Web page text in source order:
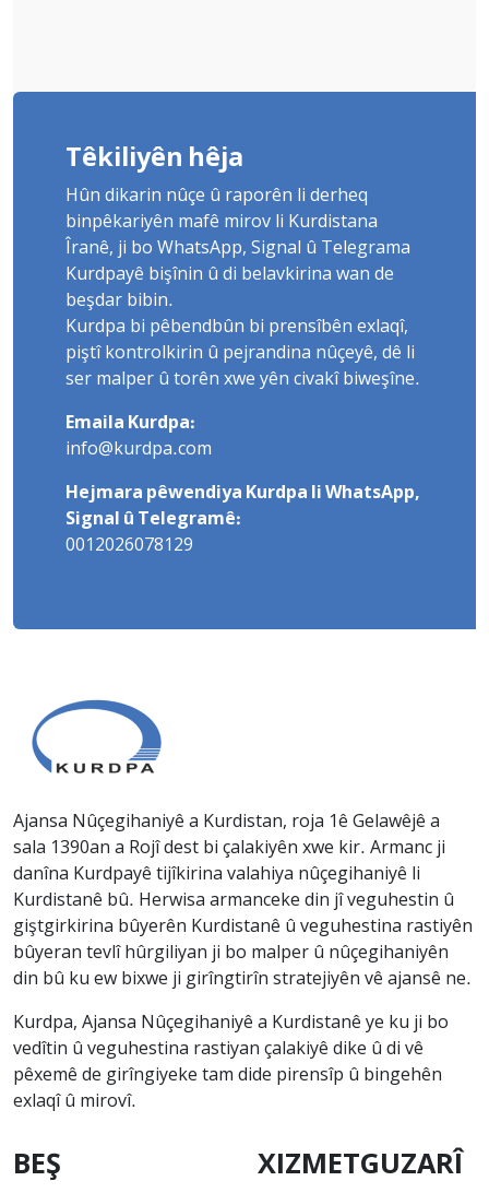
Têkiliyên hêja
Hûn dikarin nûçe û raporên li derheq
binpêkariyên mafê mirov li Kurdistana
Îranê, ji bo WhatsApp, Signal û Telegrama
Kurdpayê bişînin û di belavkirina wan de
beşdar bibin.
Kurdpa bi pêbendbûn bi prensîbên exlaqî,
piştî kontrolkirin û pejrandina nûçeyê, dê li
ser malper û torên xwe yên civakî biweşîne.
Emaila Kurdpa:
info@kurdpa.com
Hejmara pêwendiya Kurdpa li WhatsApp,
Signal û Telegramê:
0012026078129
Ajansa Nûçegihaniyê a Kurdistan, roja 1ê Gelawêjê a
sala 1390an a Rojî dest bi çalakiyên xwe kir. Armanc ji
danîna Kurdpayê tijîkirina valahiya nûçegihaniyê li
Kurdistanê bû. Herwisa armanceke din jî veguhestin û
giştgirkirina bûyerên Kurdistanê û veguhestina rastiyên
bûyeran tevlî hûrgiliyan ji bo malper û nûçegihaniyên
din bû ku ew bixwe ji girîngtirîn stratejiyên vê ajansê ne.
Kurdpa, Ajansa Nûçegihaniyê a Kurdistanê ye ku ji bo
vedîtin û veguhestina rastiyan çalakiyê dike û di vê
pêxemê de girîngiyeke tam dide pirensîp û bingehên
exlaqî û mirovî.
BEŞ XIZMETGUZARÎ